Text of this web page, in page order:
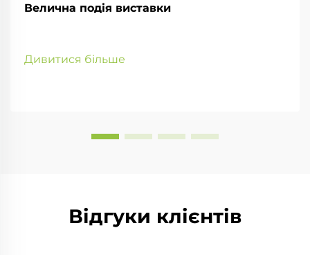
Велична подія виставки
Дивитися більше
Відгуки клієнтів